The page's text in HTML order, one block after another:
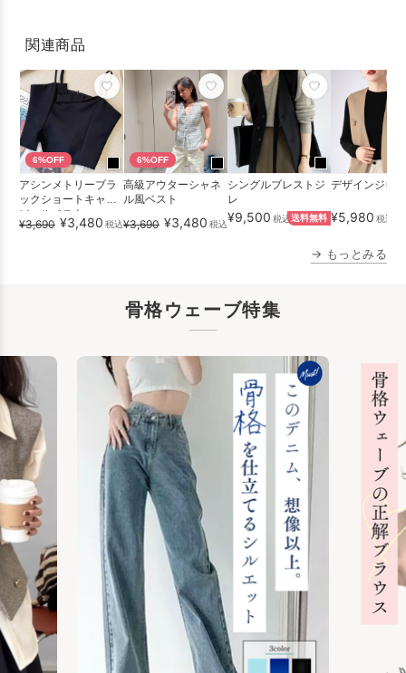
関連商品
6%OFF
アシンメトリーブラ
ックショートキャミ
ソールベスト
¥3,690 ¥3,480 税込
6%OFF
高級アウターシャネ
ル風ベスト
¥3,690 ¥3,480 税込
シングルブレストジ
レ
¥9,500 税込 送料無料
デザインジレ
¥5,980 税込
→ もっとみる
骨格ウェーブ特集